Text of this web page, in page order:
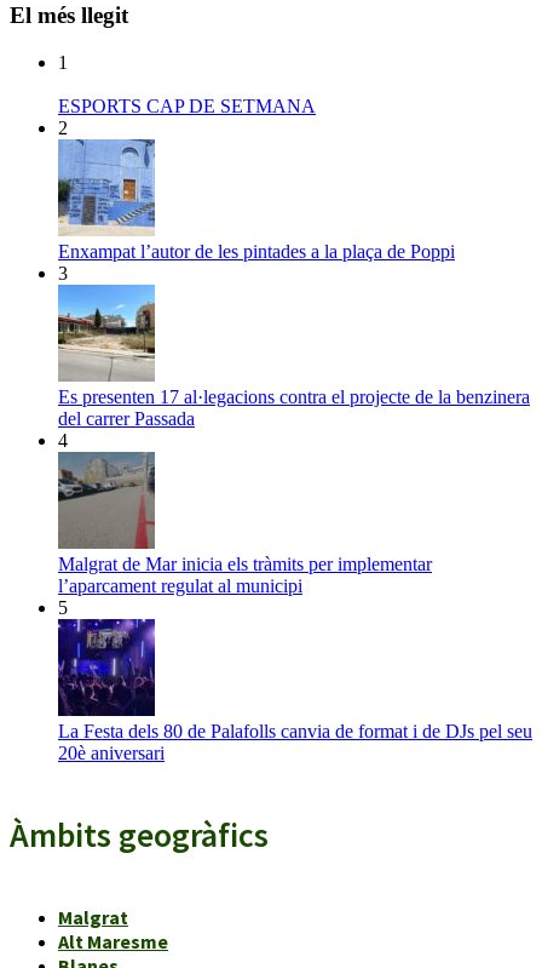
El més llegit
1
ESPORTS CAP DE SETMANA
2
Enxampat l’autor de les pintades a la plaça de Poppi
3
Es presenten 17 al·legacions contra el projecte de la benzinera
del carrer Passada
4
Malgrat de Mar inicia els tràmits per implementar
l’aparcament regulat al municipi
5
La Festa dels 80 de Palafolls canvia de format i de DJs pel seu
20è aniversari
Àmbits geogràfics
Malgrat
Alt Maresme